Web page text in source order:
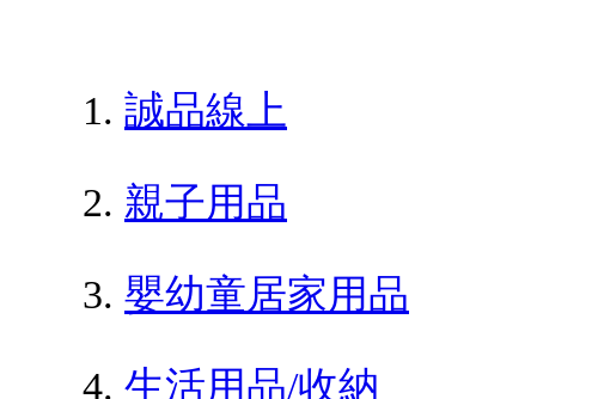
誠品線上
親子用品
嬰幼童居家用品
生活用品/收納